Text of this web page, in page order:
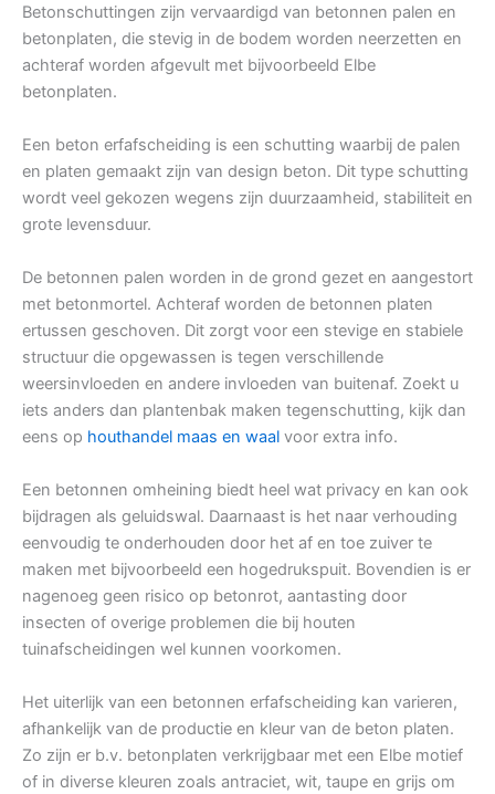
Betonschuttingen zijn vervaardigd van betonnen palen en
betonplaten, die stevig in de bodem worden neerzetten en
achteraf worden afgevult met bijvoorbeeld Elbe
betonplaten.
Een beton erfafscheiding is een schutting waarbij de palen
en platen gemaakt zijn van design beton. Dit type schutting
wordt veel gekozen wegens zijn duurzaamheid, stabiliteit en
grote levensduur.
De betonnen palen worden in de grond gezet en aangestort
met betonmortel. Achteraf worden de betonnen platen
ertussen geschoven. Dit zorgt voor een stevige en stabiele
structuur die opgewassen is tegen verschillende
weersinvloeden en andere invloeden van buitenaf. Zoekt u
iets anders dan plantenbak maken tegenschutting, kijk dan
eens op houthandel maas en waal voor extra info.
Een betonnen omheining biedt heel wat privacy en kan ook
bijdragen als geluidswal. Daarnaast is het naar verhouding
eenvoudig te onderhouden door het af en toe zuiver te
maken met bijvoorbeeld een hogedrukspuit. Bovendien is er
nagenoeg geen risico op betonrot, aantasting door
insecten of overige problemen die bij houten
tuinafscheidingen wel kunnen voorkomen.
Het uiterlijk van een betonnen erfafscheiding kan varieren,
afhankelijk van de productie en kleur van de beton platen.
Zo zijn er b.v. betonplaten verkrijgbaar met een Elbe motief
of in diverse kleuren zoals antraciet, wit, taupe en grijs om